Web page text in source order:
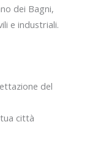
dei Bagni,
e industriali.
del
città